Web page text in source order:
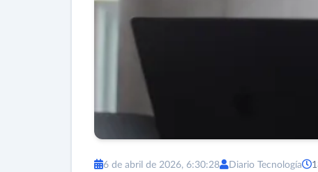
6 de abril de 2026, 6:30:28 Diario Tecnología